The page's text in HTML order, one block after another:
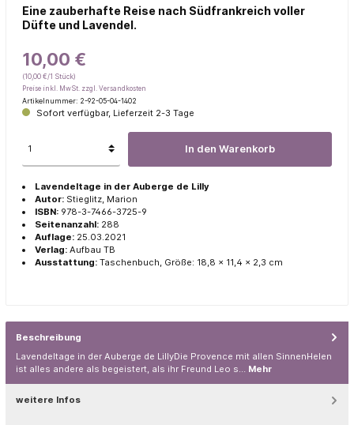
Eine zauberhafte Reise nach Südfrankreich voller
Düfte und Lavendel.
10,00 €
(10,00 €/1 Stück)
Preise inkl. MwSt. zzgl. Versandkosten
Artikelnummer: 2-92-05-04-1402
Sofort verfügbar, Lieferzeit 2-3 Tage
In den Warenkorb
Lavendeltage in der Auberge de Lilly
Autor: Stieglitz, Marion
ISBN: 978-3-7466-3725-9
Seitenanzahl: 288
Auflage: 25.03.2021
Verlag: Aufbau TB
Ausstattung: Taschenbuch, Größe: 18,8 x 11,4 x 2,3 cm
Beschreibung
Lavendeltage in der Auberge de LillyDie Provence mit allen SinnenHelen
ist alles andere als begeistert, als ihr Freund Leo s… Mehr
weitere Infos